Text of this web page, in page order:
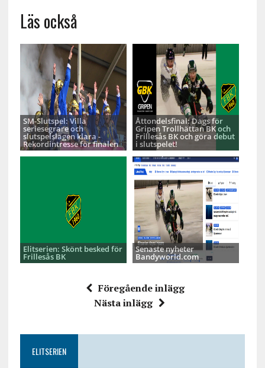
Läs också
SM-Slutspel: Villa
seriesegrare och
slutspelslagen klara -
Rekordintresse för finalen
Åttondelsfinal: Dags för
Gripen Trollhättan BK och
Frillesås BK och göra debut
i slutspelet!
Elitserien: Skönt besked för
Frillesås BK
Senaste nyheter
Bandyworld.com
Föregående inlägg
Nästa inlägg
ELITSERIEN